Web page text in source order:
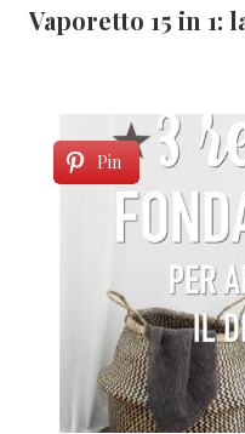
Vaporetto 15 in 1:
Pin